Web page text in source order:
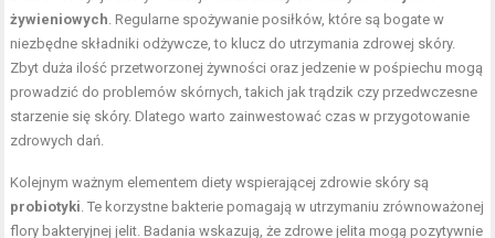
żywieniowych . Regularne spożywanie posiłków, które są bogate w
niezbędne składniki odżywcze, to klucz do utrzymania zdrowej skóry.
Zbyt duża ilość przetworzonej żywności oraz jedzenie w pośpiechu mogą
prowadzić do problemów skórnych, takich jak trądzik czy przedwczesne
starzenie się skóry. Dlatego warto zainwestować czas w przygotowanie
zdrowych dań.
Kolejnym ważnym elementem diety wspierającej zdrowie skóry są
probiotyki . Te korzystne bakterie pomagają w utrzymaniu zrównoważonej
flory bakteryjnej jelit. Badania wskazują, że zdrowe jelita mogą pozytywnie